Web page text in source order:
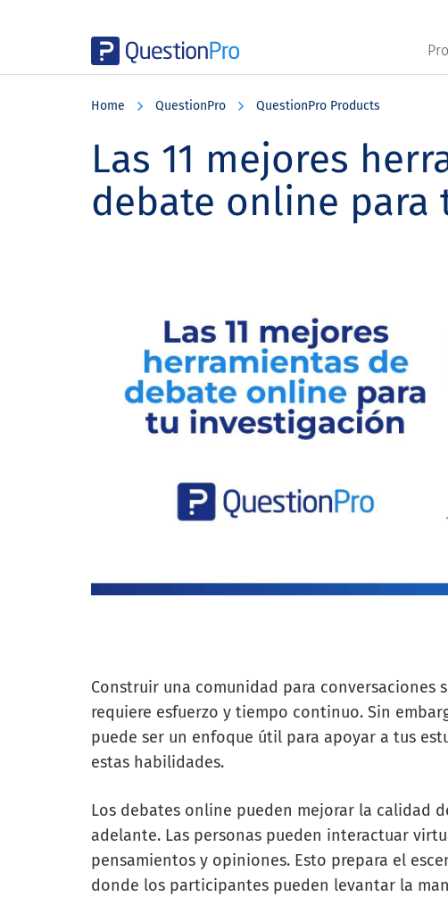
Home QuestionPro QuestionPro Products
Las 11 mejores
debate online para
Construir una comunidad para conversaciones
requiere esfuerzo y tiempo continuo. Sin
puede ser un enfoque útil para apoyar a tus
estas habilidades.
Los debates online pueden mejorar la calidad
adelante. Las personas pueden interactuar
pensamientos y opiniones. Esto prepara el
donde los participantes pueden levantar la